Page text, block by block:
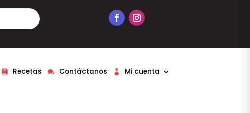
Recetas Contáctanos Mi cuenta